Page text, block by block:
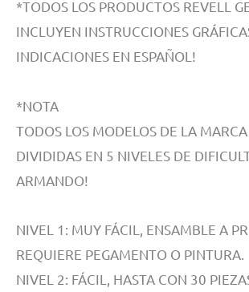
*TODOS LOS PRODUCTOS REVELL
INCLUYEN INSTRUCCIONES
INDICACIONES EN ESPAÑOL!
*NOTA
TODOS LOS MODELOS DE LA
DIVIDIDAS EN 5 NIVELES DE
ARMANDO!
NIVEL 1: MUY FÁCIL, ENSAMBLE A
REQUIERE PEGAMENTO O PINTURA.
NIVEL 2: FÁCIL, HASTA CON 30